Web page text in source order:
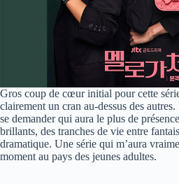
Gros coup de cœur initial pour cette
clairement un cran au-dessus des
se demander qui aura le plus de
brillants, des tranches de vie entre
dramatique. Une série qui m’aura
moment au pays des jeunes adultes.